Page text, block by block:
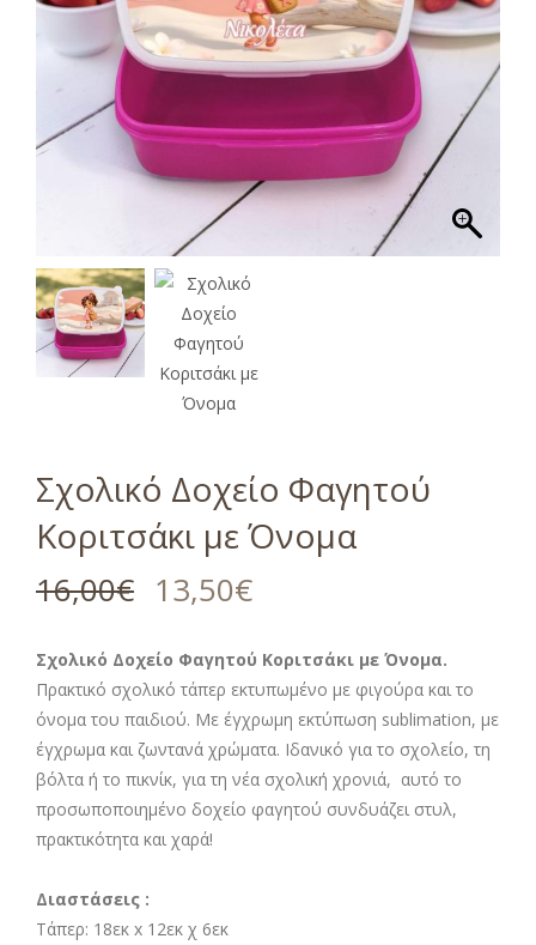
Σχολικό Δοχείο Φαγητού
Κοριτσάκι με Όνομα
16,00€ 13,50€
Σχολικό Δοχείο Φαγητού Κοριτσάκι με Όνομα.
Πρακτικό σχολικό τάπερ εκτυπωμένο με φιγούρα και το
όνομα του παιδιού. Με έγχρωμη εκτύπωση sublimation, με
έγχρωμα και ζωντανά χρώματα. Ιδανικό για το σχολείο, τη
βόλτα ή το πικνίκ, για τη νέα σχολική χρονιά, αυτό το
προσωποποιημένο δοχείο φαγητού συνδυάζει στυλ,
πρακτικότητα και χαρά!
Διαστάσεις :
Τάπερ: 18εκ x 12εκ χ 6εκ